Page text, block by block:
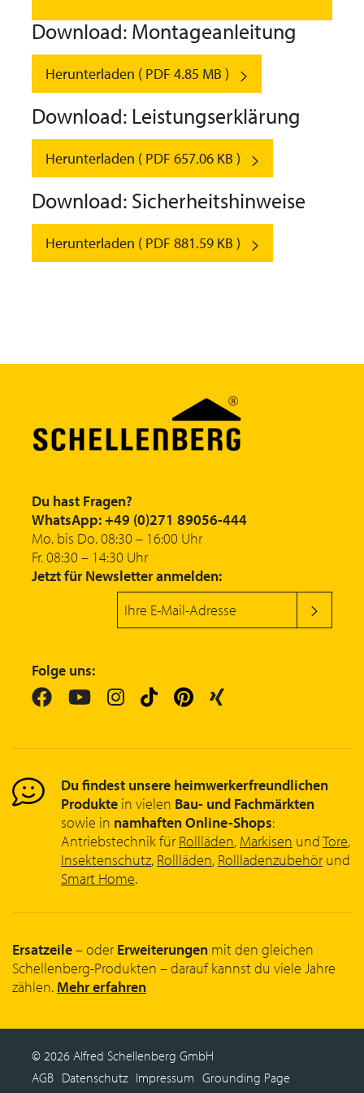
Download: Montageanleitung
Herunterladen ( PDF 4.85 MB )
Download: Leistungserklärung
Herunterladen ( PDF 657.06 KB )
Download: Sicherheitshinweise
Herunterladen ( PDF 881.59 KB )
Du hast Fragen?
WhatsApp: +49 (0)271 89056-444
Mo. bis Do. 08:30 – 16:00 Uhr
Fr. 08:30 – 14:30 Uhr
Jetzt für Newsletter anmelden:
Folge uns:
Du findest unsere heimwerkerfreundlichen
Produkte in vielen Bau- und Fachmärkten
sowie in namhaften Online-Shops:
Antriebstechnik für Rollläden, Markisen undTore,
Insektenschutz, Rollläden, Rollladenzubehör und
Smart Home.
Ersatzeile– oder Erweiterungen mit den gleichen
Schellenberg-Produkten – darauf kannst du viele Jahre
zählen. Mehr erfahren
© 2026 Alfred Schellenberg GmbH
AGB Datenschutz Impressum Grounding Page